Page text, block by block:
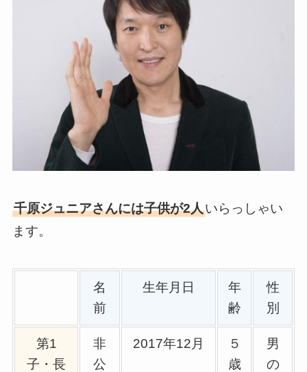
千原ジュニアさんには子供が2人いらっしゃい
ます。
名
前
生年月日
年
齢
性
別
第1
子・長
非
公
2017年12月
５
歳
男
の